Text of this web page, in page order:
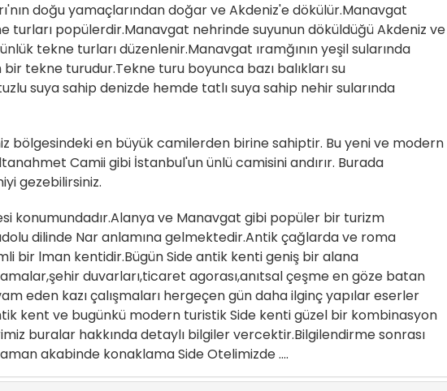
doğu yamaçlarından doğar ve Akdeniz'e dökülür.Manavgat
turları popülerdir.Manavgat nehrinde suyunun döküldüğü Akdeniz ve
tekne turları düzenlenir.Manavgat ıramğının yeşil sularında
tekne turudur.Tekne turu boyunca bazı balıkları su
suya sahip denizde hemde tatlı suya sahip nehir sularında
bölgesindeki en büyük camilerden birine sahiptir. Bu yeni ve modern
Camii gibi İstanbul'un ünlü camisini andırır. Burada
gezebilirsiniz.
konumundadır.Alanya ve Manavgat gibi popüler bir turizm
dilinde Nar anlamına gelmektedir.Antik çağlarda ve roma
bir lman kentidir.Bügün Side antik kenti geniş bir alana
duvarları,ticaret agorası,anıtsal çeşme en göze batan
eden kazı çalışmaları hergeçen gün daha ilginç yapılar eserler
kent ve bugünkü modern turistik Side kenti güzel bir kombinasyon
buralar hakkında detaylı bilgiler vercektir.Bilgilendirme sonrası
akabinde konaklama Side Otelimizde ....